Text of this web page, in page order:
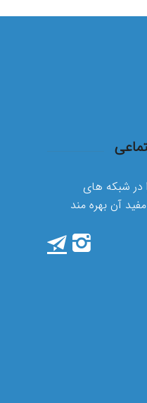
شبکه های
آن بهره مند